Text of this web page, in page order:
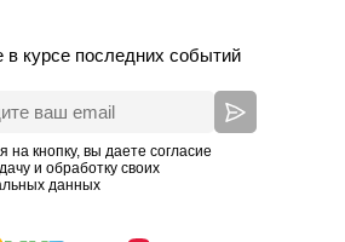
в курсе последних событий
на кнопку, вы даете согласие
и обработку своих
данных